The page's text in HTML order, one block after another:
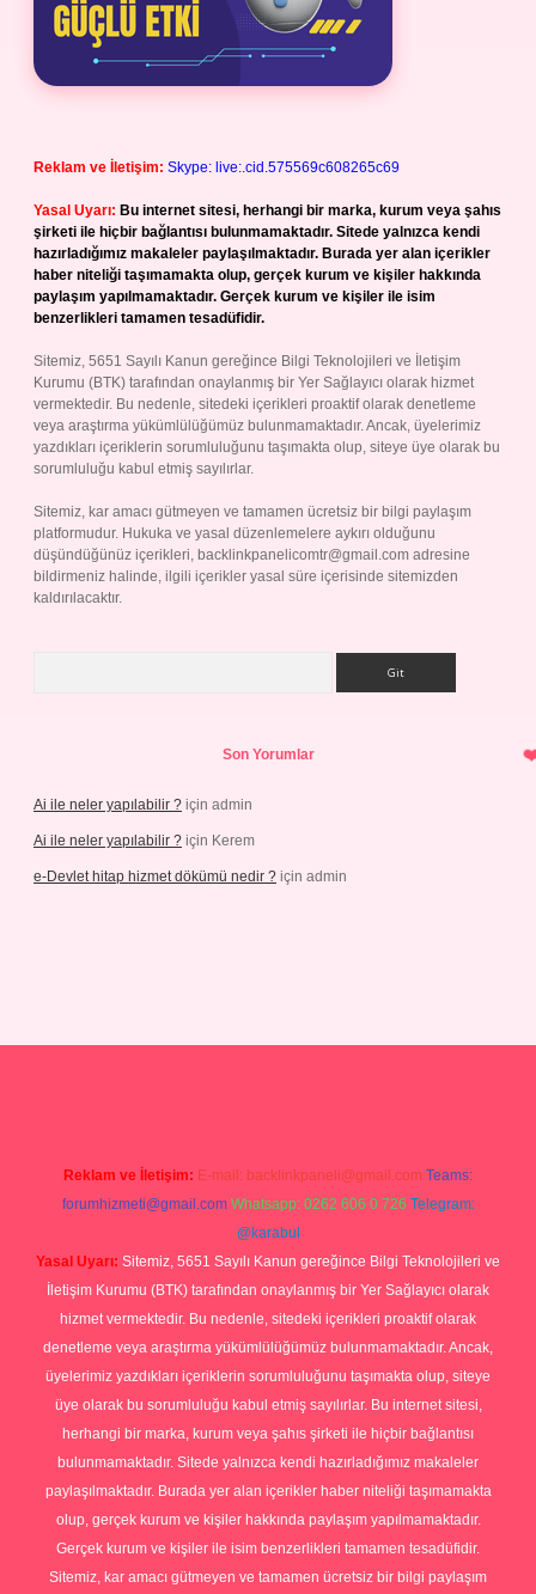
Reklam ve İletişim: Skype: live:.cid.575569c608265c69
Yasal Uyarı: Bu internet sitesi, herhangi bir marka, kurum veya şahıs
şirketi ile hiçbir bağlantısı bulunmamaktadır. Sitede yalnızca kendi
hazırladığımız makaleler paylaşılmaktadır. Burada yer alan içerikler
haber niteliği taşımamakta olup, gerçek kurum ve kişiler hakkında
paylaşım yapılmamaktadır. Gerçek kurum ve kişiler ile isim
benzerlikleri tamamen tesadüfidir.
Sitemiz, 5651 Sayılı Kanun gereğince Bilgi Teknolojileri ve İletişim
Kurumu (BTK) tarafından onaylanmış bir Yer Sağlayıcı olarak hizmet
vermektedir. Bu nedenle, sitedeki içerikleri proaktif olarak denetleme
veya araştırma yükümlülüğümüz bulunmamaktadır. Ancak, üyelerimiz
yazdıkları içeriklerin sorumluluğunu taşımakta olup, siteye üye olarak bu
sorumluluğu kabul etmiş sayılırlar.
Sitemiz, kar amacı gütmeyen ve tamamen ücretsiz bir bilgi paylaşım
platformudur. Hukuka ve yasal düzenlemelere aykırı olduğunu
düşündüğünüz içerikleri, backlinkpanelicomtr@gmail.com adresine
bildirmeniz halinde, ilgili içerikler yasal süre içerisinde sitemizden
kaldırılacaktır.
Son Yorumlar
Ai ile neler yapılabilir ? için admin
Ai ile neler yapılabilir ? için Kerem
e-Devlet hitap hizmet dökümü nedir ? için admin
Reklam ve İletişim: E-mail: backlinkpaneli@gmail.com Teams:
forumhizmeti@gmail.com Whatsapp: 0262 606 0 726 Telegram:
@karabul
Yasal Uyarı: Sitemiz, 5651 Sayılı Kanun gereğince Bilgi Teknolojileri ve
İletişim Kurumu (BTK) tarafından onaylanmış bir Yer Sağlayıcı olarak
hizmet vermektedir. Bu nedenle, sitedeki içerikleri proaktif olarak
denetleme veya araştırma yükümlülüğümüz bulunmamaktadır. Ancak,
üyelerimiz yazdıkları içeriklerin sorumluluğunu taşımakta olup, siteye
üye olarak bu sorumluluğu kabul etmiş sayılırlar. Bu internet sitesi,
herhangi bir marka, kurum veya şahıs şirketi ile hiçbir bağlantısı
bulunmamaktadır. Sitede yalnızca kendi hazırladığımız makaleler
paylaşılmaktadır. Burada yer alan içerikler haber niteliği taşımamakta
olup, gerçek kurum ve kişiler hakkında paylaşım yapılmamaktadır.
Gerçek kurum ve kişiler ile isim benzerlikleri tamamen tesadüfidir.
Sitemiz, kar amacı gütmeyen ve tamamen ücretsiz bir bilgi paylaşım